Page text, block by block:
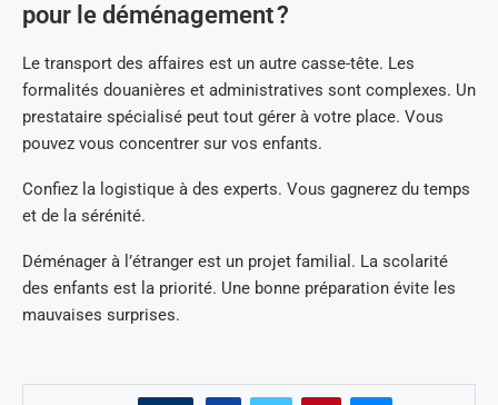
pour le déménagement ?
Le transport des affaires est un autre casse-tête. Les
formalités douanières et administratives sont complexes. Un
prestataire spécialisé peut tout gérer à votre place. Vous
pouvez vous concentrer sur vos enfants.
Confiez la logistique à des experts. Vous gagnerez du temps
et de la sérénité.
Déménager à l’étranger est un projet familial. La scolarité
des enfants est la priorité. Une bonne préparation évite les
mauvaises surprises.